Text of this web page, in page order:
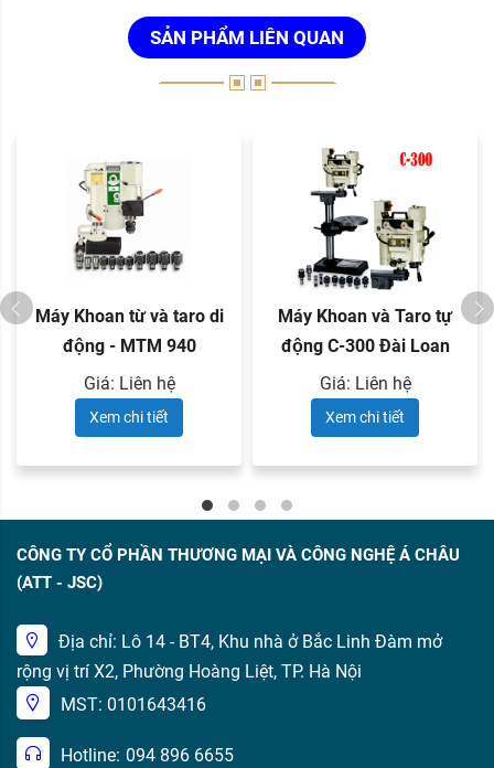
SẢN PHẨM LIÊN QUAN
Máy Khoan từ và taro di
động - MTM 940
Giá: Liên hệ
Xem chi tiết
Máy Khoan và Taro tự
động C-300 Đài Loan
Giá: Liên hệ
Xem chi tiết
CÔNG TY CỔ PHẦN THƯƠNG MẠI VÀ CÔNG NGHỆ Á CHÂU
(ATT - JSC)
Địa chỉ: Lô 14 - BT4, Khu nhà ở Bắc Linh Đàm mở
rộng vị trí X2, Phường Hoàng Liệt, TP. Hà Nội
MST: 0101643416
Hotline: 094 896 6655